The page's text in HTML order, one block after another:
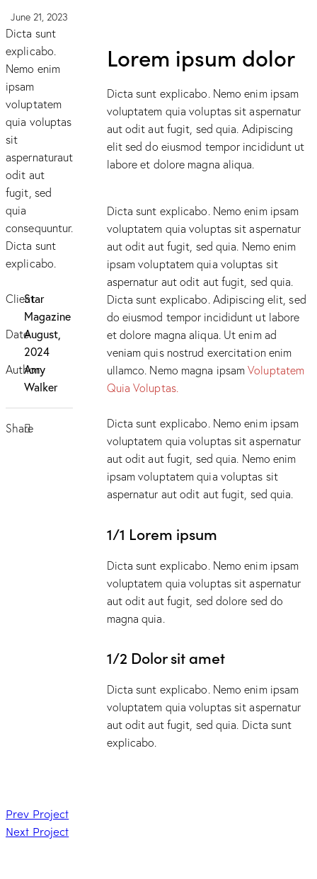
June 21, 2023
Dicta sunt
explicabo.
Nemo enim
ipsam
voluptatem
quia voluptas
sit
aspernaturaut
odit aut
fugit, sed
quia
consequuntur.
Dicta sunt
explicabo.
ClientStar
Magazine
DateAugust,
2024
Author
Amy
Walker
Share
Lorem ipsum dolor
Dicta sunt explicabo. Nemo enim ipsam
voluptatem quia voluptas sit aspernatur
aut odit aut fugit, sed quia. Adipiscing
elit sed do eiusmod tempor incididunt ut
labore et dolore magna aliqua.
Dicta sunt explicabo. Nemo enim ipsam
voluptatem quia voluptas sit aspernatur
aut odit aut fugit, sed quia. Nemo enim
ipsam voluptatem quia voluptas sit
aspernatur aut odit aut fugit, sed quia.
Dicta sunt explicabo. Adipiscing elit, sed
do eiusmod tempor incididunt ut labore
et dolore magna aliqua. Ut enim ad
veniam quis nostrud exercitation enim
ullamco. Nemo magna ipsamVoluptatem
Quia Voluptas.
Dicta sunt explicabo. Nemo enim ipsam
voluptatem quia voluptas sit aspernatur
aut odit aut fugit, sed quia. Nemo enim
ipsam voluptatem quia voluptas sit
aspernatur aut odit aut fugit, sed quia.
1/1 Lorem ipsum
Dicta sunt explicabo. Nemo enim ipsam
voluptatem quia voluptas sit aspernatur
aut odit aut fugit, sed dolore sed do
magna quia.
1/2 Dolor sit amet
Dicta sunt explicabo. Nemo enim ipsam
voluptatem quia voluptas sit aspernatur
aut odit aut fugit, sed quia. Dicta sunt
explicabo.
Prev Project
Next Project